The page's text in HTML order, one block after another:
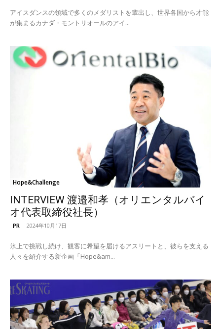
アイスダンスの領域で多くのメダリストを輩出し、世界各国から才能
が集まるカナダ・モントリオールのアイ...
Hope&Challenge
INTERVIEW 渡邉和孝（オリエンタルバイ
オ代表取締役社長）
PR 2024年10月17日
氷上で挑戦し続け、観客に希望を届けるアスリートと、彼らを支える
人々を紹介する新企画「Hope&am...